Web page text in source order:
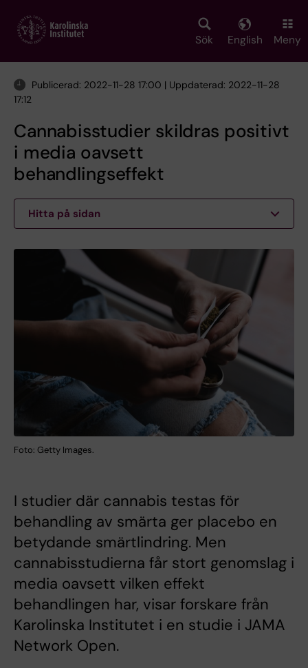
main
Sök English Meny
Publicerad: 2022-11-28 17:00 | Uppdaterad: 2022-11-28
17:12
Cannabisstudier skildras positivt
i media oavsett
behandlingseffekt
Hitta på sidan
Foto: Getty Images.
I studier där cannabis testas för
behandling av smärta ger placebo en
betydande smärtlindring. Men
cannabisstudierna får stort genomslag i
media oavsett vilken effekt
behandlingen har, visar forskare från
Karolinska Institutet i en studie i JAMA
Network Open.